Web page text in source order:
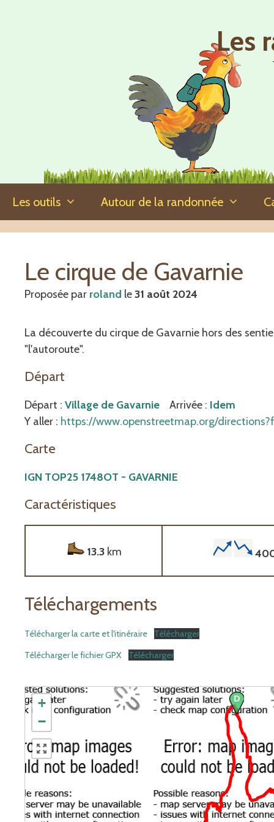
Les
Les outils Autour de la randonnée
Le cirque de Gavarnie
Proposée par roland le31 août 2024
La découverte du cirque de Gavarnie hors des
"l'autoroute".
Départ
Départ : Village de Gavarnie Arrivée : Idem
Y aller : https://www.openstreetmap.org/
Carte
IGN TOP25 1748OT - GAVARNIE
Caractéristiques
13.3km
Téléchargements
Télécharger la carte et l'itinéraire
Télécharger
Télécharger le fichier GPX
Télécharger
+
−